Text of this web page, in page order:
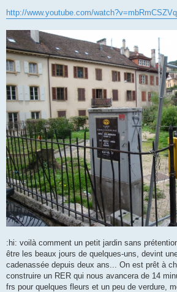
http://www.youtube.com/
:hi: voilà comment un petit jardin sans
être les beaux jours de quelques-uns, devint
cadenassée depuis deux ans... On est prêt à
construire un RER qui nous avancera de 14
frs pour quelques fleurs et un peu de verdure,